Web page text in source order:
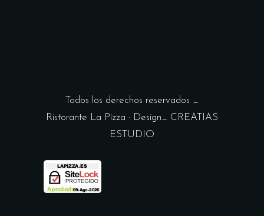
Todos los derechos reservados _
Ristorante La Pizza · Design_ CREATIAS
ESTUDIO